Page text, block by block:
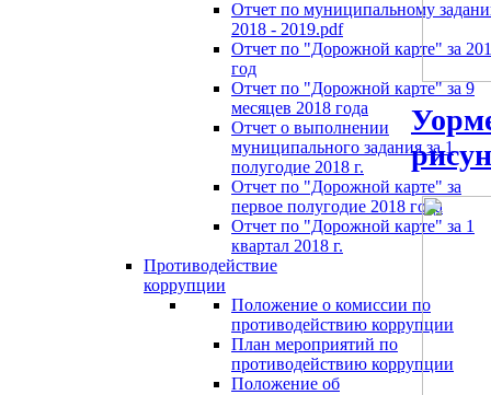
Отчет по муниципальному
2018 - 2019.pdf
Отчет по "Дорожной карте" за
год
Отчет по "Дорожной карте" за 9
месяцев 2018 года
Отчет о выполнении
муниципального задания за 1
полугодие 2018 г.
Отчет по "Дорожной карте" за
первое полугодие 2018 года
Отчет по "Дорожной карте" за 1
квартал 2018 г.
Противодействие
коррупции
Положение о комиссии по
противодействию коррупции
План мероприятий по
противодействию коррупции
Положение об